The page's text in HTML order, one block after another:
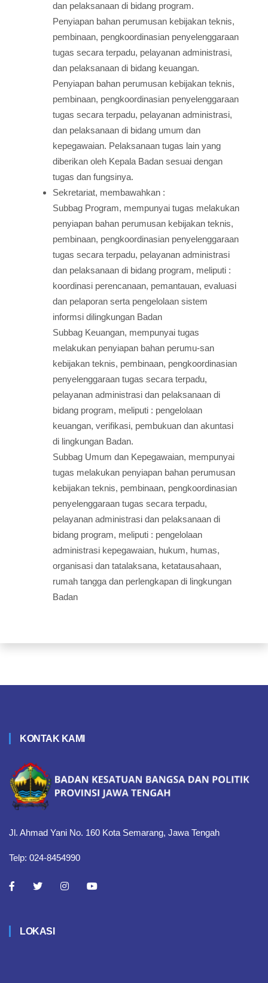
dan pelaksanaan di bidang program.
Penyiapan bahan perumusan kebijakan teknis,
pembinaan, pengkoordinasian penyelenggaraan
tugas secara terpadu, pelayanan administrasi,
dan pelaksanaan di bidang keuangan.
Penyiapan bahan perumusan kebijakan teknis,
pembinaan, pengkoordinasian penyelenggaraan
tugas secara terpadu, pelayanan administrasi,
dan pelaksanaan di bidang umum dan
kepegawaian. Pelaksanaan tugas lain yang
diberikan oleh Kepala Badan sesuai dengan
tugas dan fungsinya.
Sekretariat, membawahkan :
Subbag Program, mempunyai tugas melakukan
penyiapan bahan perumusan kebijakan teknis,
pembinaan, pengkoordinasian penyelenggaraan
tugas secara terpadu, pelayanan administrasi
dan pelaksanaan di bidang program, meliputi :
koordinasi perencanaan, pemantauan, evaluasi
dan pelaporan serta pengelolaan sistem
informsi dilingkungan Badan
Subbag Keuangan, mempunyai tugas
melakukan penyiapan bahan perumu-san
kebijakan teknis, pembinaan, pengkoordinasian
penyelenggaraan tugas secara terpadu,
pelayanan administrasi dan pelaksanaan di
bidang program, meliputi : pengelolaan
keuangan, verifikasi, pembukuan dan akuntasi
di lingkungan Badan.
Subbag Umum dan Kepegawaian, mempunyai
tugas melakukan penyiapan bahan perumusan
kebijakan teknis, pembinaan, pengkoordinasian
penyelenggaraan tugas secara terpadu,
pelayanan administrasi dan pelaksanaan di
bidang program, meliputi : pengelolaan
administrasi kepegawaian, hukum, humas,
organisasi dan tatalaksana, ketatausahaan,
rumah tangga dan perlengkapan di lingkungan
Badan
KONTAK KAMI
Jl. Ahmad Yani No. 160 Kota Semarang, Jawa Tengah
Telp: 024-8454990
LOKASI